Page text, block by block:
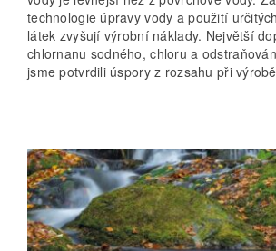
technologie úpravy vody a použití
látek zvyšují výrobní náklady. Největší
chlornanu sodného, chloru a
jsme potvrdili úspory z rozsahu při